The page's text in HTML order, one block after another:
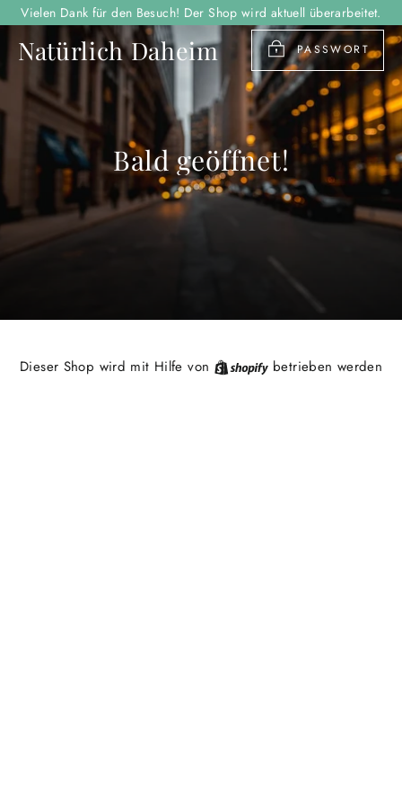
Direkt
zum
Inhalt
Vielen Dank für den Besuch! Der Shop wird aktuell überarbeitet.
Natürlich Daheim PASSWORT
Bald geöffnet!
Dieser Shop wird mit Hilfe von Shopify
betrieben werden